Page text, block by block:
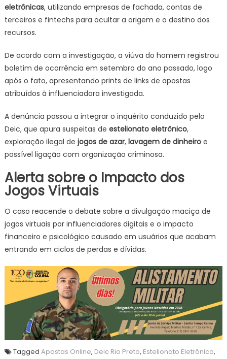
eletrônicas, utilizando empresas de fachada, contas de
terceiros e fintechs para ocultar a origem e o destino dos
recursos.
De acordo com a investigação, a viúva do homem registrou
boletim de ocorrência em setembro do ano passado, logo
após o fato, apresentando prints de links de apostas
atribuídos à influenciadora investigada.
A denúncia passou a integrar o inquérito conduzido pelo
Deic, que apura suspeitas de estelionato eletrônico,
exploração ilegal de jogos de azar, lavagem de dinheiroe
possível ligação com organização criminosa.
Alerta sobre o Impacto dos
Jogos Virtuais
O caso reacende o debate sobre a divulgação maciça de
jogos virtuais por influenciadores digitais e o impacto
financeiro e psicológico causado em usuários que acabam
entrando em ciclos de perdas e dívidas.
Tagged Apostas Online, Deic Rio Preto, Estelionato Eletrônico,